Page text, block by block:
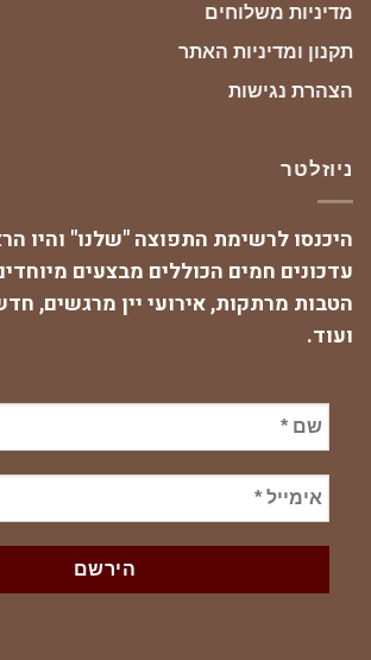
מדיניות משלוחים
תקנון ומדיניות האתר
הצהרת נגישות
ניוזלטר
היכנסו לרשימת התפוצה "שלנו" והיו
עדכונים חמים הכוללים מבצעים מיוחדים,
הטבות מרתקות, אירועי יין מרגשים,
ועוד.